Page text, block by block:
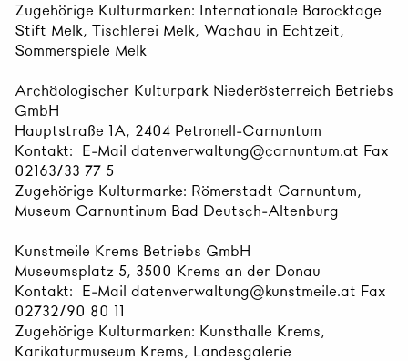
Zugehörige Kulturmarken: Internationale Barocktage
Stift Melk, Tischlerei Melk, Wachau in Echtzeit,
Sommerspiele Melk
Archäologischer Kulturpark Niederösterreich Betriebs
GmbH
Hauptstraße 1A, 2404 Petronell-Carnuntum
Kontakt: E-Mail datenverwaltung@carnuntum.at Fax
02163/33 77 5
Zugehörige Kulturmarke: Römerstadt Carnuntum,
Museum Carnuntinum Bad Deutsch-Altenburg
Kunstmeile Krems Betriebs GmbH
Museumsplatz 5, 3500 Krems an der Donau
Kontakt: E-Mail datenverwaltung@kunstmeile.at Fax
02732/90 80 11
Zugehörige Kulturmarken: Kunsthalle Krems,
Karikaturmuseum Krems, Landesgalerie